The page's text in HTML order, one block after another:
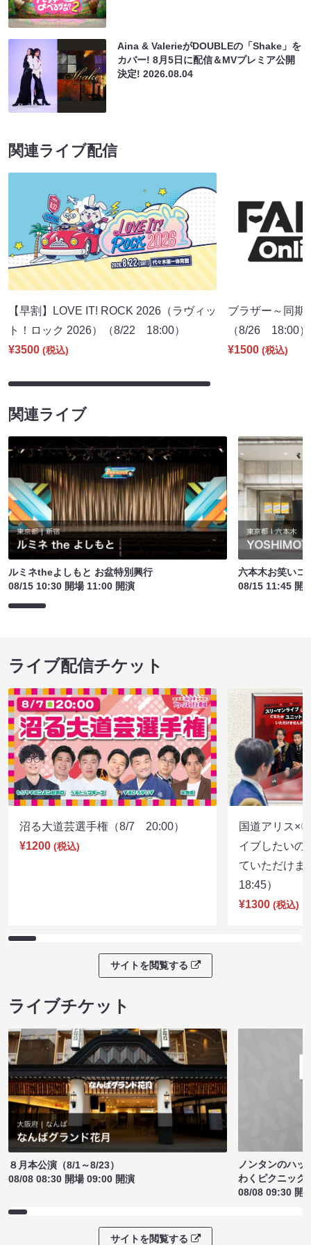
Aina & ValerieがDOUBLEの「Shake」を
カバー! 8月5日に配信＆MVプレミア公開
決定!2026.08.04
関連ライブ配信
【早割】LOVE IT! ROCK 2026（ラヴィッ
ト！ロック 2026）（8/22 18:00）
¥3500 (税込)
ブラザー～同期
（8/26 18:00）
¥1500 (税込)
関連ライブ
ルミネtheよしもと お盆特別興行
08/15 10:30 開場 11:00 開演
六本木お笑いコ
08/15 11:45 開
ライブ配信チケット
沼る大道芸選手権（8/7 20:00）
¥1200 (税込)
国道アリス×
イブしたいの
ていただけ
18:45）
¥1300 (税込)
サイトを閲覧する
ライブチケット
８月本公演（8/1～8/23）
08/08 08:30 開場 09:00 開演
ノンタンのハッ
わくピクニック
08/08 09:30 開
サイトを閲覧する